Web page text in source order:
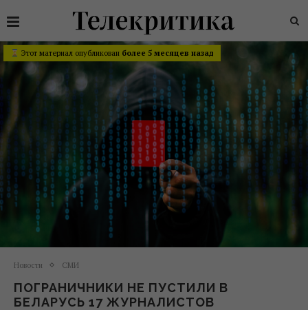
Этот материал опубликован более 5 месяцев назад
Новости СМИ
ПОГРАНИЧНИКИ НЕ ПУСТИЛИ В
БЕЛАРУСЬ 17 ЖУРНАЛИСТОВ